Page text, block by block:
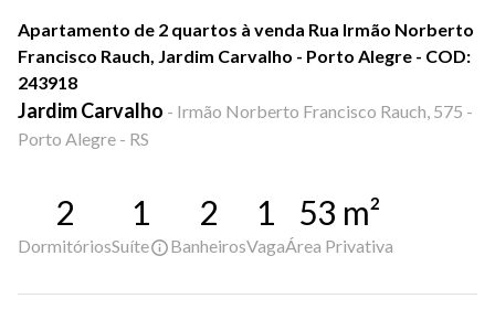
Apartamento de 2 quartos à venda Rua Irmão Norberto
Francisco Rauch, Jardim Carvalho - Porto Alegre - COD:
243918
Jardim Carvalho - Irmão Norberto Francisco Rauch, 575 -
Porto Alegre - RS
2
Dormitórios
1
Suíte
2
Banheiros
1
Vaga
53 m²
Área Privativa